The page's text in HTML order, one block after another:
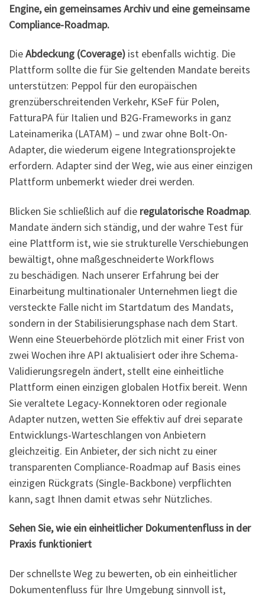
Engine, ein gemeinsames Archiv und eine gemeinsame
Compliance-Roadmap.
DieAbdeckung (Coverage) ist ebenfalls wichtig. Die
Plattform sollte die für Sie geltenden Mandate bereits
unterstützen: Peppol für den europäischen
grenzüberschreitenden Verkehr, KSeF für Polen,
FatturaPA für Italien und B2G-Frameworks in ganz
Lateinamerika (LATAM) – und zwar ohne Bolt-On-
Adapter, die wiederum eigene Integrationsprojekte
erfordern. Adapter sind der Weg, wie aus einer einzigen
Plattform unbemerkt wieder drei werden.
Blicken Sie schließlich auf die regulatorische Roadmap.
Mandate ändern sich ständig, und der wahre Test für
eine Plattform ist, wie sie strukturelle Verschiebungen
bewältigt, ohne maßgeschneiderte Workflows
zu beschädigen. Nach unserer Erfahrung bei der
Einarbeitung multinationaler Unternehmen liegt die
versteckte Falle nicht im Startdatum des Mandats,
sondern in der Stabilisierungsphase nach dem Start.
Wenn eine Steuerbehörde plötzlich mit einer Frist von
zwei Wochen ihre API aktualisiert oder ihre Schema-
Validierungsregeln ändert, stellt eine einheitliche
Plattform einen einzigen globalen Hotfix bereit. Wenn
Sie veraltete Legacy-Konnektoren oder regionale
Adapter nutzen, wetten Sie effektiv auf drei separate
Entwicklungs-Warteschlangen von Anbietern
gleichzeitig. Ein Anbieter, der sich nicht zu einer
transparenten Compliance-Roadmap auf Basis eines
einzigen Rückgrats (Single-Backbone) verpflichten
kann, sagt Ihnen damit etwas sehr Nützliches.
Sehen Sie, wie ein einheitlicher Dokumentenfluss in der
Praxis funktioniert
Der schnellste Weg zu bewerten, ob ein einheitlicher
Dokumentenfluss für Ihre Umgebung sinnvoll ist,